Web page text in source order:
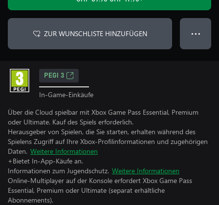
ZUR WUNSCHLISTE HINZUFÜGEN ● ● ●
PEGI 3
In-Game-Einkäufe
Über die Cloud spielbar mit Xbox Game Pass Essential, Premium
oder Ultimate. Kauf des Spiels erforderlich.
Herausgeber von Spielen, die Sie starten, erhalten während des
Spielens Zugriff auf Ihre Xbox-Profilinformationen und zugehörigen
Daten. Weitere Informationen
+Bietet In-App-Käufe an.
Informationen zum Jugendschutz. Weitere Informationen
Online-Multiplayer auf der Konsole erfordert Xbox Game Pass
Essential, Premium oder Ultimate (separat erhältliche
Abonnements).